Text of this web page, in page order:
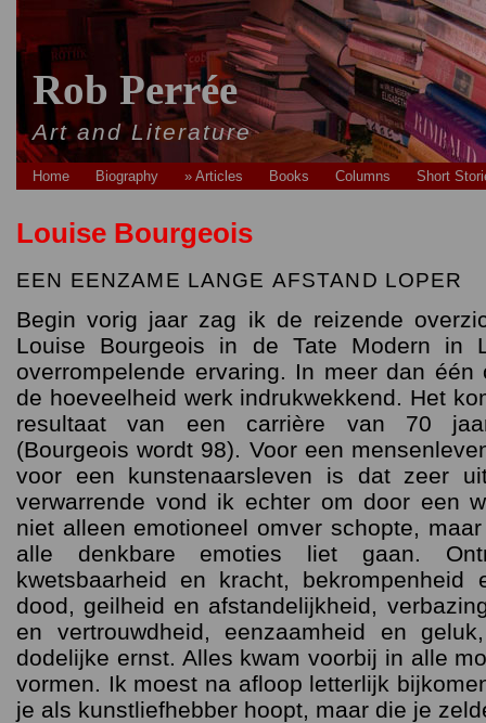
Rob Perrée
Art and Literature
Home Biography » Articles Books Columns Short
Louise Bourgeois
EEN EENZAME LANGE AFSTAND LOPER
Begin vorig jaar zag ik de reizende
Louise Bourgeois in de Tate Modern in
overrompelende ervaring. In meer dan één
de hoeveelheid werk indrukwekkend. Het
resultaat van een carrière van 70
(Bourgeois wordt 98). Voor een
voor een kunstenaarsleven is dat zeer
verwarrende vond ik echter om door een
niet alleen emotioneel omver schopte,
alle denkbare emoties liet gaan.
kwetsbaarheid en kracht,
dood, geilheid en afstandelijkheid,
en vertrouwdheid, eenzaamheid en
dodelijke ernst. Alles kwam voorbij in alle
vormen. Ik moest na afloop letterlijk
je als kunstliefhebber hoopt, maar die je